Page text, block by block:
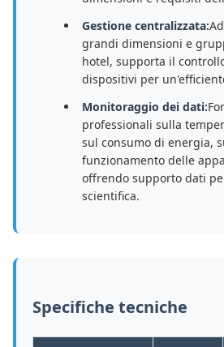
Gestione centralizzata:
grandi dimensioni e
hotel, supporta il
dispositivi per
Monitoraggio dei dati:
professionali sulla
sul consumo di energia,
funzionamento delle
offrendo supporto dati
scientifica.
Specifiche tecniche